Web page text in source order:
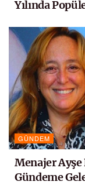
Yılında
GÜNDEM
Menajer Ayşe
Gündeme